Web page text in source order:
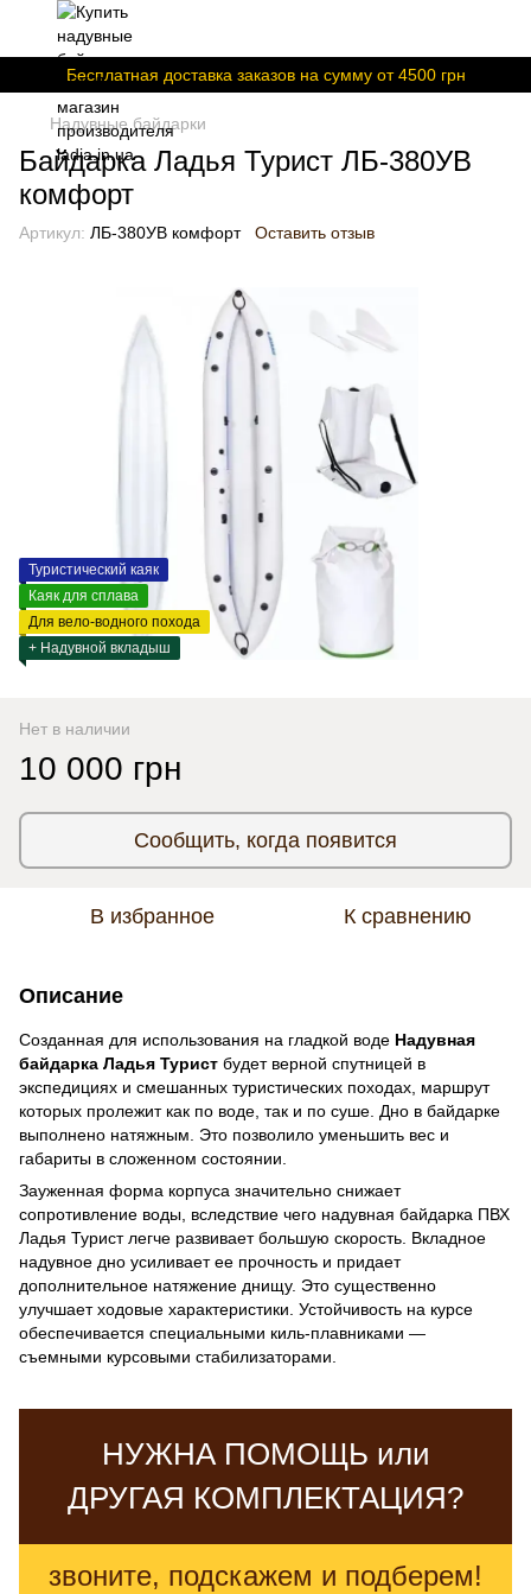
Бесплатная доставка заказов на сумму от 4500 грн
Надувные байдарки
Байдарка Ладья Турист ЛБ-380УВ
комфорт
Артикул: ЛБ-380УВ комфорт Оставить отзыв
Туристический каяк
Каяк для сплава
Для вело-водного похода
+ Надувной вкладыш
Нет в наличии
10 000 грн
Сообщить, когда появится
В избранное К сравнению
Описание
Созданная для использования на гладкой воде Надувная
байдарка Ладья Турист будет верной спутницей в
экспедициях и смешанных туристических походах, маршрут
которых пролежит как по воде, так и по суше. Дно в байдарке
выполнено натяжным. Это позволило уменьшить вес и
габариты в сложенном состоянии.
Зауженная форма корпуса значительно снижает
сопротивление воды, вследствие чего надувная байдарка ПВХ
Ладья Турист легче развивает большую скорость. Вкладное
надувное дно усиливает ее прочность и придает
дополнительное натяжение днищу. Это существенно
улучшает ходовые характеристики. Устойчивость на курсе
обеспечивается специальными киль-плавниками —
съемными курсовыми стабилизаторами.
НУЖНА ПОМОЩЬ или
ДРУГАЯ КОМПЛЕКТАЦИЯ?
звоните, подскажем и подберем!